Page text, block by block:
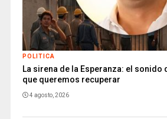
POLITICA
La sirena de la Esperanza: el sonido
que queremos recuperar
4 agosto, 2026